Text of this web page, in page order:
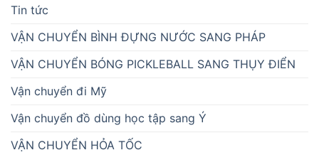
Tin tức
VẬN CHUYỂN BÌNH ĐỰNG NƯỚC SANG PHÁP
VẬN CHUYỂN BÓNG PICKLEBALL SANG THỤY ĐIỂN
Vận chuyển đi Mỹ
Vận chuyển đồ dùng học tập sang Ý
VẬN CHUYỂN HỎA TỐC